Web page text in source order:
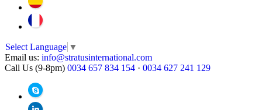
Select Language ▼
Email us: info@stratusinternational.com
Call Us (9-8pm) 0034 657 834 154 · 0034 627 241 129